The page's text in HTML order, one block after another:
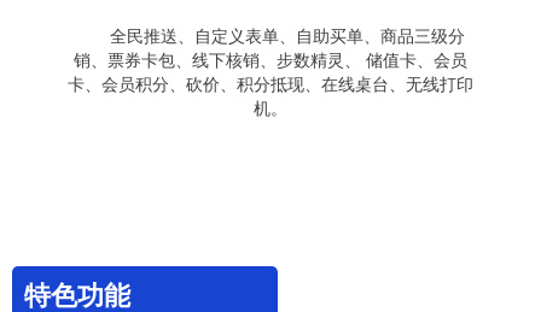
全民推送、自定义表单、自助买单、商品三级分
销、票券卡包、线下核销、步数精灵、 储值卡、会员
卡、会员积分、砍价、积分抵现、在线桌台、无线打印
机。
特色功能